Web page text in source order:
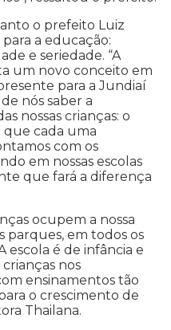
o prefeito Luiz
a educação:
e seriedade. “A
um novo conceito em
para a Jundiaí
nós saber a
nossas crianças: o
que cada uma
com os
em nossas escolas
que fará a diferença
ocupem a nossa
parques, em todos os
escola é de infância e
nos
ensinamentos tão
o crescimento de
Thailana.